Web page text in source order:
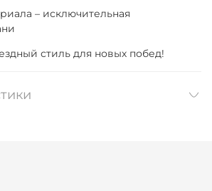
– исключительная
стиль для новых побед!